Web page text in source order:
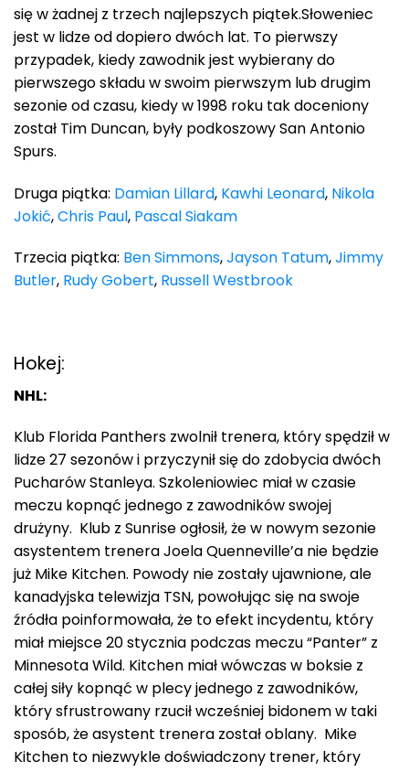
się w żadnej z trzech najlepszych piątek.Słoweniec
jest w lidze od dopiero dwóch lat. To pierwszy
przypadek, kiedy zawodnik jest wybierany do
pierwszego składu w swoim pierwszym lub drugim
sezonie od czasu, kiedy w 1998 roku tak doceniony
został Tim Duncan, były podkoszowy San Antonio
Spurs.
Druga piątka: Damian Lillard, Kawhi Leonard, Nikola
Jokić,Chris Paul, Pascal Siakam
Trzecia piątka: Ben Simmons,Jayson Tatum,Jimmy
Butler, Rudy Gobert, Russell Westbrook
Hokej:
NHL:
Klub Florida Panthers zwolnił trenera, który spędził w
lidze 27 sezonów i przyczynił się do zdobycia dwóch
Pucharów Stanleya. Szkoleniowiec miał w czasie
meczu kopnąć jednego z zawodników swojej
drużyny. Klub z Sunrise ogłosił, że w nowym sezonie
asystentem trenera Joela Quenneville’a nie będzie
już Mike Kitchen. Powody nie zostały ujawnione, ale
kanadyjska telewizja TSN, powołując się na swoje
źródła poinformowała, że to efekt incydentu, który
miał miejsce 20 stycznia podczas meczu “Panter” z
Minnesota Wild. Kitchen miał wówczas w boksie z
całej siły kopnąć w plecy jednego z zawodników,
który sfrustrowany rzucił wcześniej bidonem w taki
sposób, że asystent trenera został oblany. Mike
Kitchen to niezwykle doświadczony trener, który